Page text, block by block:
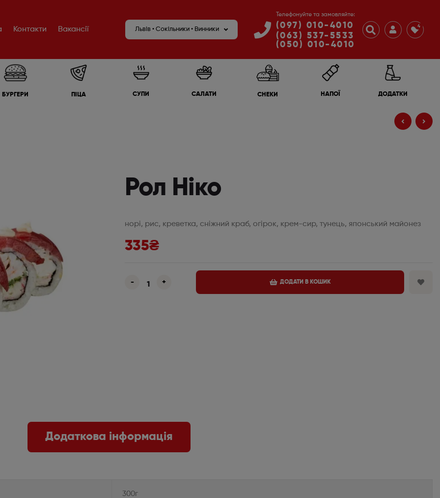
Контакти Вакансії Львів • Сокільники • Винники
Телефонуйте та замовляйте:
(097) 010-4010
(063) 537-5533
(050) 010-4010
4
БУРГЕРИ ПІЦА СУПИ САЛАТИ СНЕКИ НАПОЇ ДОДАТКИ
Рол Ніко
норі, рис, креветка, сніжний краб, огірок, крем-сир, тунець, японський майонез
335₴
- + ДОДАТИ В КОШИК
Додаткова інформація
300г